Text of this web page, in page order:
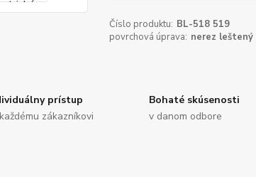
Číslo produktu: BL-518 519
povrchová úprava: nerez leštený
prístup
zákazníkovi
Bohaté skúsenosti
v danom odbore